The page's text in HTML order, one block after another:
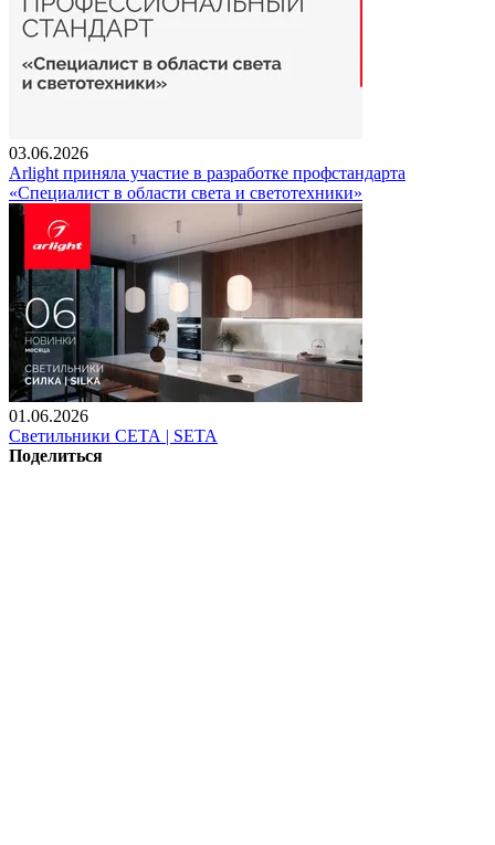
03.06.2026
Arlight приняла участие в разработке профстандарта
«Специалист в области света и светотехники»
01.06.2026
Светильники СЕТА | SETA
Поделиться